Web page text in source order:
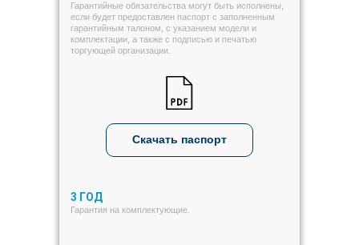
Гарантийные обязательства могут быть исполнены,
если будет предоставлен паспорт с заполненным
гарантийным талоном, с указанием модели и
комплектации, а также с подписью и печатью
торгующей организации.
Гарантия на комплектующие.
3 ГОД
Скачать паспорт